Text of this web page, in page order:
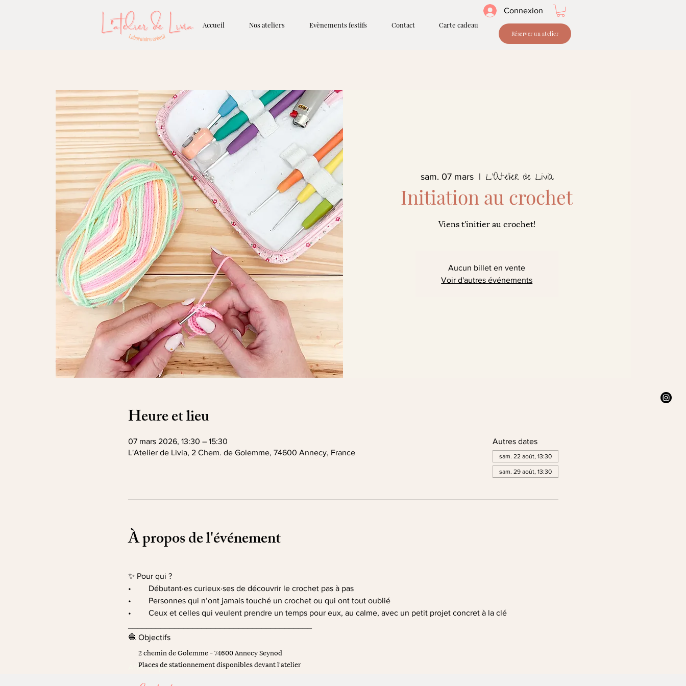
Connexion
Accueil
Nos ateliers Evènements festifs Contact Carte cadeau
Réserver un atelier
sam. 07 mars
  |
L'Atelier de Livia
Initiation au crochet
Viens t'initier au crochet!
Aucun billet en vente
Voir d'autres événements
Heure et lieu
07 mars 2026, 13:30 – 15:30
L'Atelier de Livia, 2 Chem. de Golemme, 74600 Annecy, France
Autres dates
sam. 22 août, 13:30
sam. 29 août, 13:30
À propos de l'événement
✨ Pour qui ?
•	Débutant·es curieux·ses de découvrir le crochet pas à pas
•	Personnes qui n’ont jamais touché un crochet ou qui ont tout oublié
•	Ceux et celles qui veulent prendre un temps pour eux, au calme, avec un petit projet concret à la clé
🧶 Objectifs
Afficher plus
Places de stationnement disponibles devant l'atelier
2 chemin de Golemme - 74600 Annecy Seynod